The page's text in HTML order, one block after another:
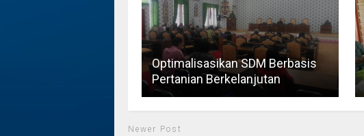
Optimalisasikan SDM Berbasis
Pertanian Berkelanjutan
Newer Post